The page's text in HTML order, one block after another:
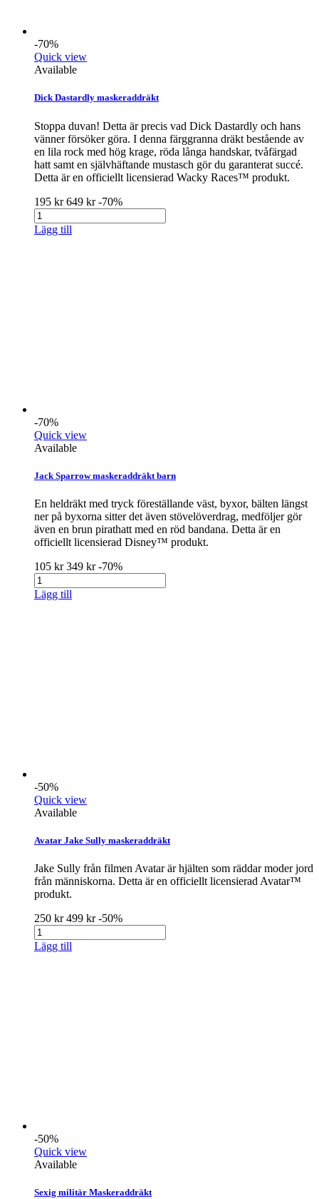
-70%
Quick view
Available
Dick Dastardly maskeraddräkt
Stoppa duvan! Detta är precis vad Dick Dastardly och hans
vänner försöker göra. I denna färggranna dräkt bestående av
en lila rock med hög krage, röda långa handskar, tvåfärgad
hatt samt en självhäftande mustasch gör du garanterat succé.
Detta är en officiellt licensierad Wacky Races™ produkt.
195 kr649 kr-70%
Lägg till
-70%
Quick view
Available
Jack Sparrow maskeraddräkt barn
En heldräkt med tryck föreställande väst, byxor, bälten längst
ner på byxorna sitter det även stövelöverdrag, medföljer gör
även en brun pirathatt med en röd bandana. Detta är en
officiellt licensierad Disney™ produkt.
105 kr349 kr-70%
Lägg till
-50%
Quick view
Available
Avatar Jake Sully maskeraddräkt
Jake Sully från filmen Avatar är hjälten som räddar moder jord
från människorna. Detta är en officiellt licensierad Avatar™
produkt.
250 kr499 kr-50%
Lägg till
-50%
Quick view
Available
Sexig militär Maskeraddräkt